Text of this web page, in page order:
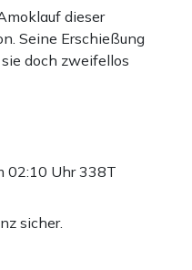
dieser
Seine Erschießung
doch zweifellos
02:10 Uhr338T
sicher.